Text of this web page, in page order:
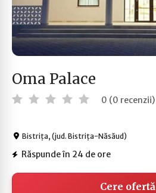
Oma Palace
0 (0 recenzii)
Bistrița, (jud. Bistrița-Năsăud)
Răspunde în 24 de ore
Cere ofertă